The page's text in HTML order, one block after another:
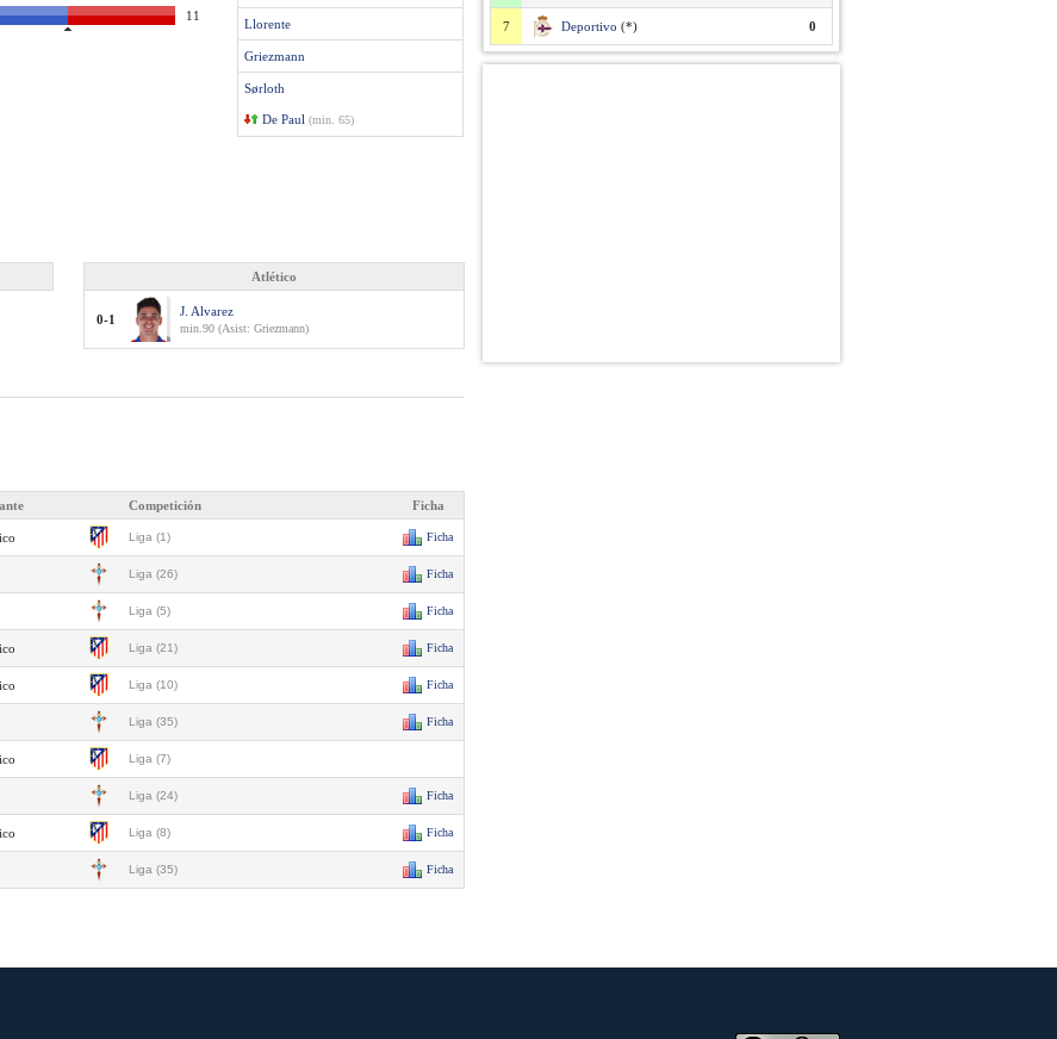
11
Llorente
Griezmann
Sørloth
De Paul (min. 65)
Atlético
0-1
J. Alvarez
min.90 (Asist: Griezmann)
Competición Ficha
Liga (1) Ficha
Liga (26) Ficha
Liga (5) Ficha
Liga (21) Ficha
Liga (10) Ficha
Liga (35) Ficha
Liga (7)
Liga (24) Ficha
Liga (8) Ficha
Liga (35) Ficha
7 Deportivo (*) 0